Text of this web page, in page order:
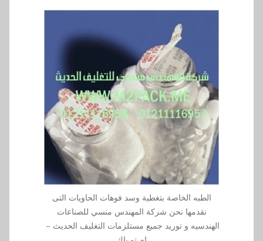
الطبه الخاصة بتغطية وسد فوهات الحاويات التى
نقدمها نحن شركة المهندس منسي للصناعات
الهندسيه و توريد جميع مستلزمات التغليف الحديث –